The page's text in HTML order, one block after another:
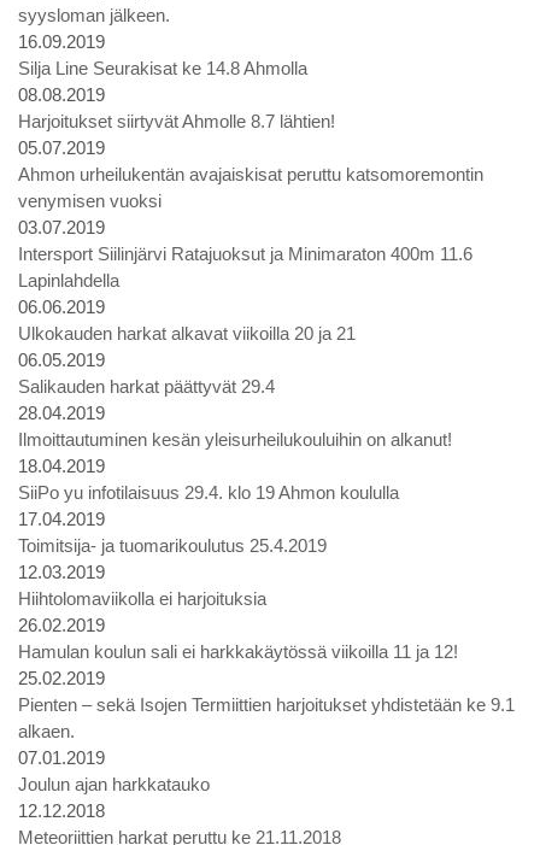
syysloman jälkeen.
16.09.2019
Silja Line Seurakisat ke 14.8 Ahmolla
08.08.2019
Harjoitukset siirtyvät Ahmolle 8.7 lähtien!
05.07.2019
Ahmon urheilukentän avajaiskisat peruttu katsomoremontin
venymisen vuoksi
03.07.2019
Intersport Siilinjärvi Ratajuoksut ja Minimaraton 400m 11.6
Lapinlahdella
06.06.2019
Ulkokauden harkat alkavat viikoilla 20 ja 21
06.05.2019
Salikauden harkat päättyvät 29.4
28.04.2019
Ilmoittautuminen kesän yleisurheilukouluihin on alkanut!
18.04.2019
SiiPo yu infotilaisuus 29.4. klo 19 Ahmon koululla
17.04.2019
Toimitsija- ja tuomarikoulutus 25.4.2019
12.03.2019
Hiihtolomaviikolla ei harjoituksia
26.02.2019
Hamulan koulun sali ei harkkakäytössä viikoilla 11 ja 12!
25.02.2019
Pienten – sekä Isojen Termiittien harjoitukset yhdistetään ke 9.1
alkaen.
07.01.2019
Joulun ajan harkkatauko
12.12.2018
Meteoriittien harkat peruttu ke 21.11.2018